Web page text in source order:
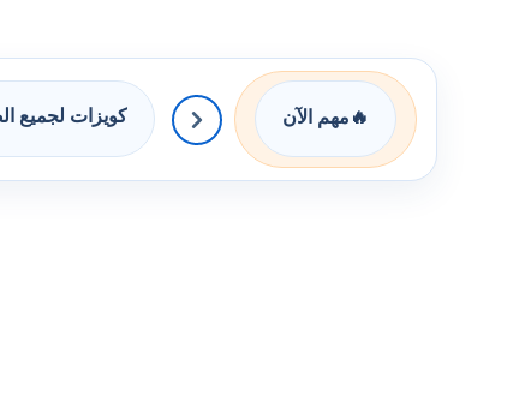
🔥 مهم الآن كويزات لجميع